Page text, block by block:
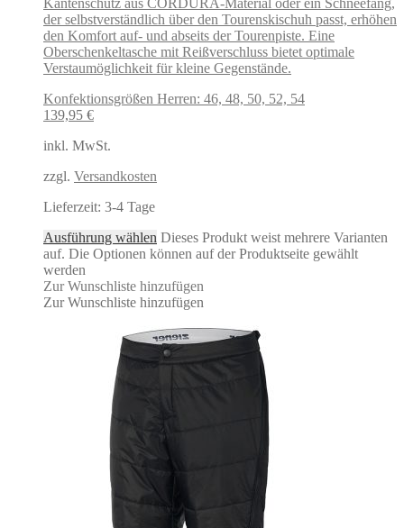
Kantenschutz aus CORDURA-Material oder ein Schneefang,
der selbstverständlich über den Tourenskischuh passt, erhöhen
den Komfort auf- und abseits der Tourenpiste. Eine
Oberschenkeltasche mit Reißverschluss bietet optimale
Verstaumöglichkeit für kleine Gegenstände.
Konfektionsgrößen Herren: 46, 48, 50, 52, 54
139,95 €
inkl. MwSt.
zzgl. Versandkosten
Lieferzeit: 3-4 Tage
Ausführung wählen Dieses Produkt weist mehrere Varianten
auf. Die Optionen können auf der Produktseite gewählt
werden
Zur Wunschliste hinzufügen
Zur Wunschliste hinzufügen